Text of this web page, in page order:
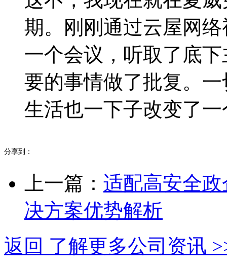
期。刚刚通过云屋网
一个会议，听取了底
要的事情做了批复。
生活也一下子改变了
分享到：
上一篇： 适配高安全
决方案优势解析
返回 了解更多公司资讯